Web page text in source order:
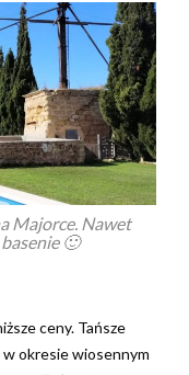
Majorce. Nawet
🙂
ceny. Tańsze
w okresie wiosennym